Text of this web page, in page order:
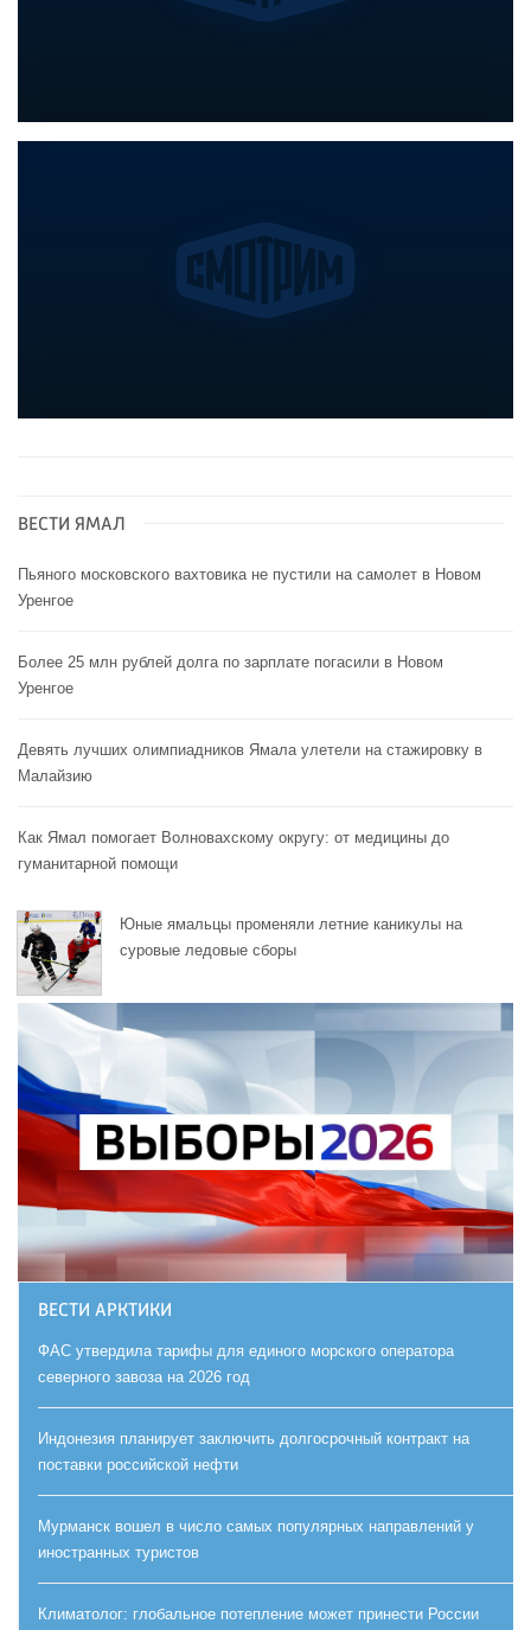
ВЕСТИ ЯМАЛ
Пьяного московского вахтовика не пустили на самолет в Новом
Уренгое
Более 25 млн рублей долга по зарплате погасили в Новом
Уренгое
Девять лучших олимпиадников Ямала улетели на стажировку в
Малайзию
Как Ямал помогает Волновахскому округу: от медицины до
гуманитарной помощи
Юные ямальцы променяли летние каникулы на
суровые ледовые сборы
ВЕСТИ АРКТИКИ
ФАС утвердила тарифы для единого морского оператора
северного завоза на 2026 год
Индонезия планирует заключить долгосрочный контракт на
поставки российской нефти
Мурманск вошел в число самых популярных направлений у
иностранных туристов
Климатолог: глобальное потепление может принести России